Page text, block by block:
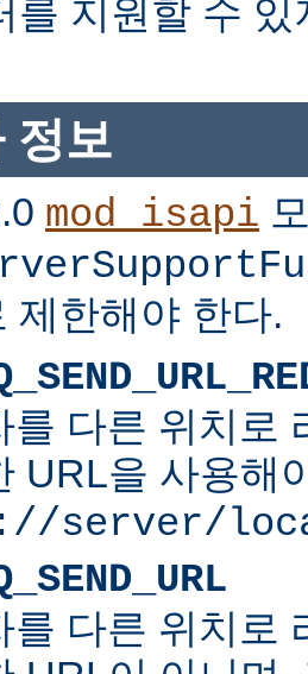
를 지원할 수
정보
mod_isapi
제한해야 한다.
를 다른 위치로
URL을 사용해
server/
를 다른 위치로